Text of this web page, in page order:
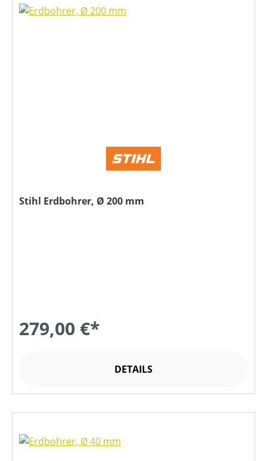
Stihl Erdbohrer, Ø 200 mm
279,00 €*
DETAILS